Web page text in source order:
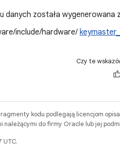
danych została wygenerowana
include/hardware/
Czy te
kodu podlegają licencjom
należącymi do firmy Oracle lub jej